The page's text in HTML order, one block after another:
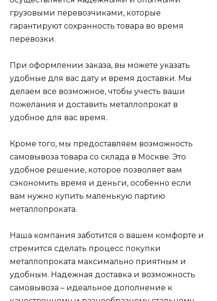
грузовыми перевозчиками, которые
гарантируют сохранность товара во время
перевозки.
При оформлении заказа, вы можете указать
удобные для вас дату и время доставки. Мы
делаем все возможное, чтобы учесть ваши
пожелания и доставить металлопрокат в
удобное для вас время.
Кроме того, мы предоставляем возможность
самовывоза товара со склада в Москве. Это
удобное решение, которое позволяет вам
сэкономить время и деньги, особенно если
вам нужно купить маленькую партию
металлопроката.
Наша компания заботится о вашем комфорте и
стремится сделать процесс покупки
металлопроката максимально приятным и
удобным. Надежная доставка и возможность
самовывоза – идеальное дополнение к